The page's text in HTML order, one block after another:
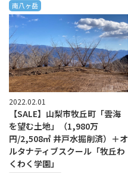
南八ヶ岳
2022.02.01
【SALE】山梨市牧丘町「雲海
を望む土地」（1,980万
円/2,508㎡ 井戸水掘削済）＋オ
ルタナティブスクール「牧丘わ
くわく学園」